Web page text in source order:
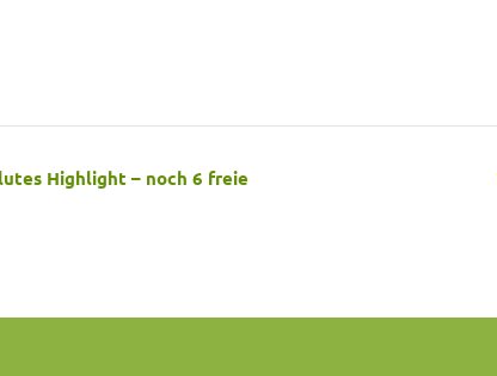
Highlight – noch 6 freie